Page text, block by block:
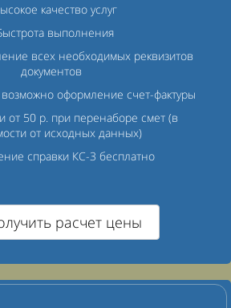
качество услуг
выполнения
всех необходимых реквизитов
документов
оформление счет-фактуры
от 50 р. при перенаборе смет (в
от исходных данных)
справки КС-3 бесплатно
расчет цены